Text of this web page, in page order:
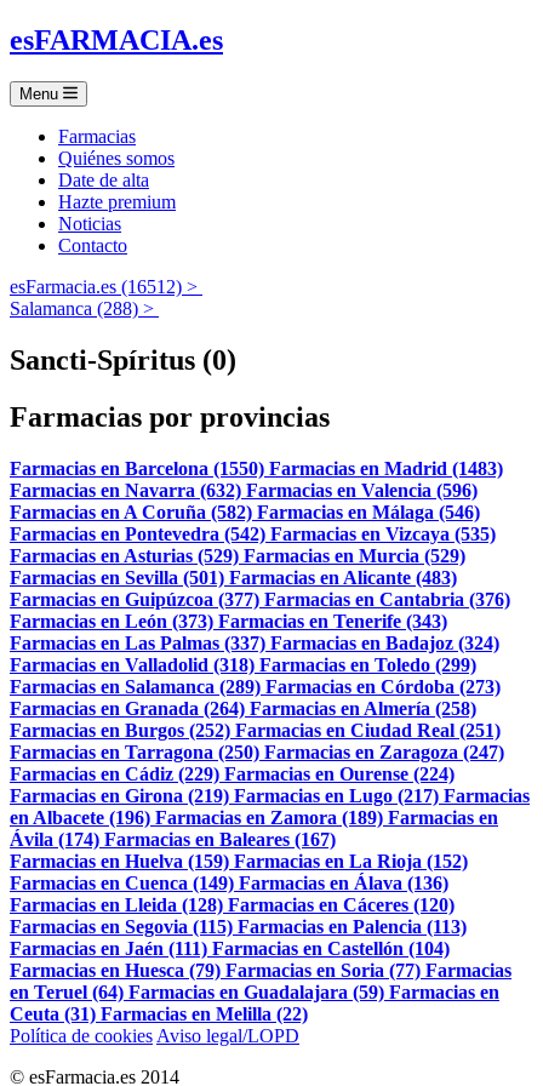
esFARMACIA.es
Menu
Farmacias
Quiénes somos
Date de alta
Hazte premium
Noticias
Contacto
esFarmacia.es (16512) >
Salamanca (288) >
Sancti-Spíritus (0)
Farmacias por provincias
Farmacias en Barcelona (1550) Farmacias en Madrid (1483)
Farmacias en Navarra (632) Farmacias en Valencia (596)
Farmacias en A Coruña (582) Farmacias en Málaga (546)
Farmacias en Pontevedra (542) Farmacias en Vizcaya (535)
Farmacias en Asturias (529) Farmacias en Murcia (529)
Farmacias en Sevilla (501) Farmacias en Alicante (483)
Farmacias en Guipúzcoa (377) Farmacias en Cantabria (376)
Farmacias en León (373) Farmacias en Tenerife (343)
Farmacias en Las Palmas (337) Farmacias en Badajoz (324)
Farmacias en Valladolid (318) Farmacias en Toledo (299)
Farmacias en Salamanca (289) Farmacias en Córdoba (273)
Farmacias en Granada (264) Farmacias en Almería (258)
Farmacias en Burgos (252) Farmacias en Ciudad Real (251)
Farmacias en Tarragona (250) Farmacias en Zaragoza (247)
Farmacias en Cádiz (229) Farmacias en Ourense (224)
Farmacias en Girona (219) Farmacias en Lugo (217) Farmacias
en Albacete (196) Farmacias en Zamora (189) Farmacias en
Ávila (174) Farmacias en Baleares (167)
Farmacias en Huelva (159) Farmacias en La Rioja (152)
Farmacias en Cuenca (149) Farmacias en Álava (136)
Farmacias en Lleida (128) Farmacias en Cáceres (120)
Farmacias en Segovia (115) Farmacias en Palencia (113)
Farmacias en Jaén (111) Farmacias en Castellón (104)
Farmacias en Huesca (79) Farmacias en Soria (77) Farmacias
en Teruel (64) Farmacias en Guadalajara (59) Farmacias en
Ceuta (31) Farmacias en Melilla (22)
Política de cookies Aviso legal/LOPD
© esFarmacia.es 2014